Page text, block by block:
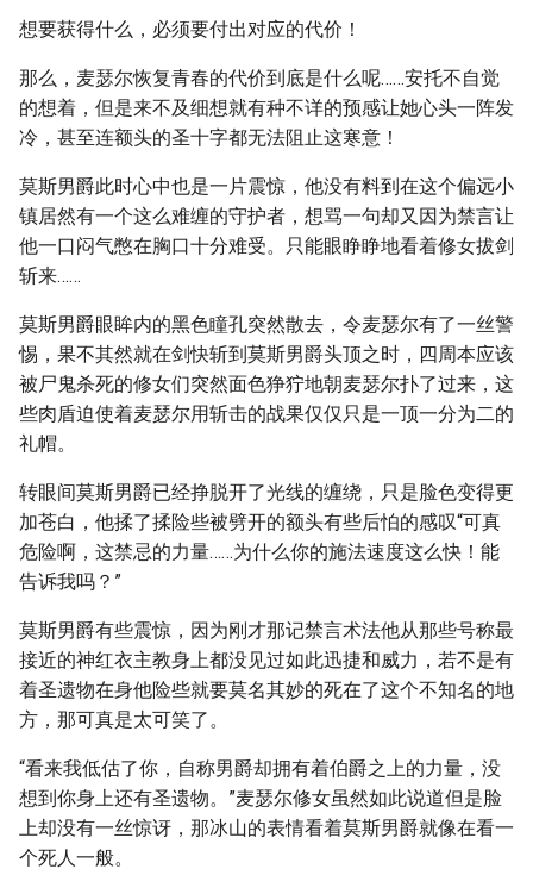
想要获得什么，必须要付出对应的代价！
那么，麦瑟尔恢复青春的代价到底是什么呢……安托不自觉
的想着，但是来不及细想就有种不详的预感让她心头一阵发
冷，甚至连额头的圣十字都无法阻止这寒意！
莫斯男爵此时心中也是一片震惊，他没有料到在这个偏远小
镇居然有一个这么难缠的守护者，想骂一句却又因为禁言让
他一口闷气憋在胸口十分难受。只能眼睁睁地看着修女拔剑
斩来……
莫斯男爵眼眸内的黑色瞳孔突然散去，令麦瑟尔有了一丝警
惕，果不其然就在剑快斩到莫斯男爵头顶之时，四周本应该
被尸鬼杀死的修女们突然面色狰狞地朝麦瑟尔扑了过来，这
些肉盾迫使着麦瑟尔用斩击的战果仅仅只是一顶一分为二的
礼帽。
转眼间莫斯男爵已经挣脱开了光线的缠绕，只是脸色变得更
加苍白，他揉了揉险些被劈开的额头有些后怕的感叹“可真
危险啊，这禁忌的力量……为什么你的施法速度这么快！能
告诉我吗？”
莫斯男爵有些震惊，因为刚才那记禁言术法他从那些号称最
接近的神红衣主教身上都没见过如此迅捷和威力，若不是有
着圣遗物在身他险些就要莫名其妙的死在了这个不知名的地
方，那可真是太可笑了。
“看来我低估了你，自称男爵却拥有着伯爵之上的力量，没
想到你身上还有圣遗物。”麦瑟尔修女虽然如此说道但是脸
上却没有一丝惊讶，那冰山的表情看着莫斯男爵就像在看一
个死人一般。